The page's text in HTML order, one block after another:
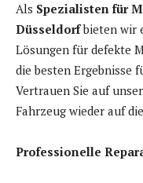
Als Spezialisten für
Düsseldorfbieten wir
Lösungen für defekte
die besten Ergebnisse
Vertrauen Sie auf
Fahrzeug wieder auf
Professionelle